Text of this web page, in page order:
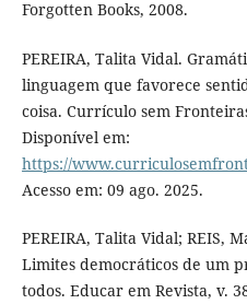
Forgotten Books, 2008.
PEREIRA, Talita Vidal.
linguagem que favorece
coisa. Currículo sem
Disponível em:
https://
Acesso em: 09 ago. 2025.
PEREIRA, Talita Vidal; REIS,
Limites democráticos de um
todos. Educar em Revista, v.